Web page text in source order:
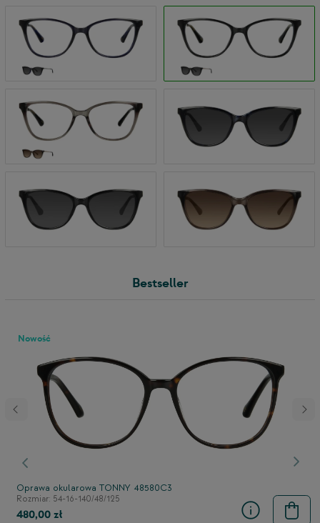
Bestseller
Poprzedni
Nowość
Oprawa okularowa TONNY 48580C3
Rozmiar: 54-16-140/48/125
480,00 zł